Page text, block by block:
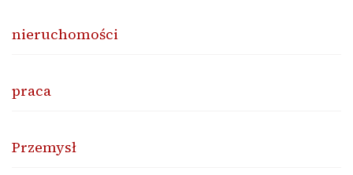
nieruchomości
praca
Przemysł